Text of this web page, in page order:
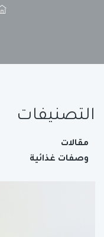
التصنيفات
مقالات
وصفات غذائية